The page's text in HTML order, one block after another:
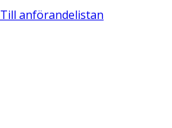
Till anförandelistan